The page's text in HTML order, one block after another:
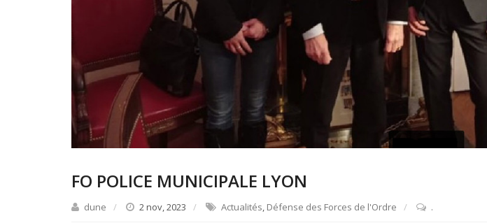
FO POLICE MUNICIPALE LYON
dune 2 nov, 2023 Actualités, Défense des Forces de l'Ordre .